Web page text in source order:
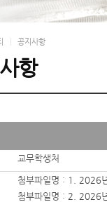
공지사항
항
교무학생처
첨부파일명 : 1. 2026
첨부파일명 : 2. 2026